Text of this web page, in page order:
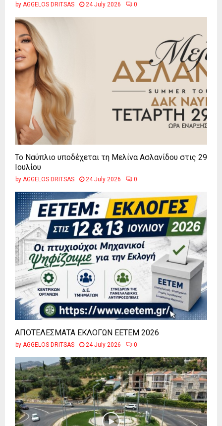
by AGGELOS DRITSAS 24 July 2026 0
Το Ναύπλιο υποδέχεται τη Μελίνα Ασλανίδου στις 29
Ιουλίου
by AGGELOS DRITSAS 24 July 2026 0
ΑΠΟΤΕΛΕΣΜΑΤΑ ΕΚΛΟΓΩΝ ΕΕΤΕΜ 2026
by AGGELOS DRITSAS 24 July 2026 0